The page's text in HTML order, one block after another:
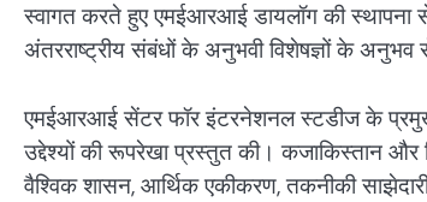
स्वागत करते हुए एमईआरआई डायलॉग की स्थापना
अंतरराष्ट्रीय संबंधों के अनुभवी विशेषज्ञों के
एमईआरआई सेंटर फॉर इंटरनेशनल स्टडीज के प्रमुख
उद्देश्यों की रूपरेखा प्रस्तुत की। कजाकिस्तान
वैश्विक शासन, आर्थिक एकीकरण, तकनीकी